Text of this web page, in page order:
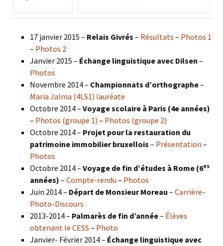
17 janvier 2015 – Relais Givrés – Résultats – Photos 1
– Photos 2
Janvier 2015 – Échange linguistique avec Dilsen –
Photos
Novembre 2014 – Championnats d’orthographe–
Maria Jalma (4LS1) lauréate
Octobre 2014 – Voyage scolaire à Paris (4e années)
– Photos (groupe 1) – Photos (groupe 2)
Octobre 2014 – Projet pour la restauration du
patrimoine immobilier bruxellois – Présentation –
Photos
Octobre 2014 – Voyage de fin d’études à Rome (6es
années) – Compte-rendu – Photos
Juin 2014 – Départ de Monsieur Moreau – Carrière-
Photo-Discours
2013-2014 – Palmarès de fin d’année– Élèves
obtenant le CESS – Photo
Janvier- Février 2014 – Échange linguistique avec